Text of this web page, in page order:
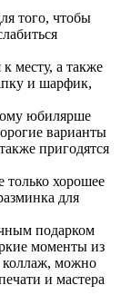
того, чтобы
месту, а также
и шарфик,
юбилярше
варианты
пригодятся
только хорошее
для
подарком
моменты из
коллаж, можно
и мастера